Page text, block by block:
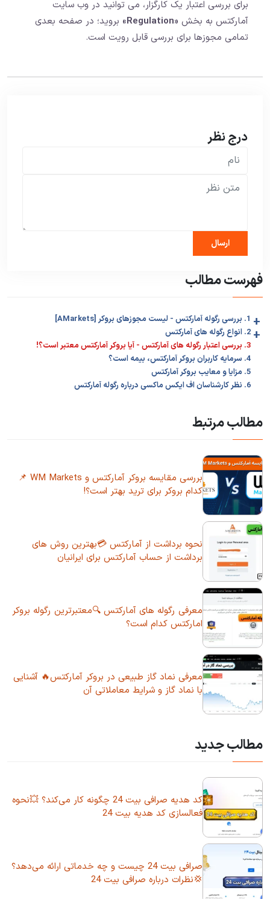
برای بررسی اعتبار یک کارگزار، می توانید در وب سایت
آمارکتس به بخش «Regulation»
بروید؛ در صفحه بعدی
تمامی مجوزها برای بررسی قابل رویت است.
درج نظر
فهرست مطالب
1. بررسی رگوله آمارکتس - لیست مجوزهای بروکر [AMarkets] +
2. انواع رگوله های آمارکتس +
3. بررسی اعتبار رگوله های آمارکتس - آیا بروکر آمارکتس معتبر است؟!
4. سرمایه کاربران بروکر آمارکتس، بیمه است؟
5. مزایا و معایب بروکر آمارکتس
6. نظر کارشناسان اف ایکس ماکسی درباره رگوله آمارکتس
مطالب مرتبط
بررسی مقایسه بروکر آمارکتس و WM Markets 📌
کدام بروکر برای ترید بهتر است؟!
نحوه برداشت از آمارکتس 💳بهترین روش های
برداشت از حساب آمارکتس برای ایرانیان
معرفی رگوله های آمارکتس 🔍معتبرترین رگوله بروکر
امارکتس کدام است؟
معرفی نماد گاز طبیعی در بروکر آمارکتس🔥 آشنایی
با نماد گاز و شرایط معاملاتی آن
مطالب جدید
کد هدیه صرافی بیت 24 چگونه کار می‌کند؟ 💥نحوه
فعالسازی کد هدیه بیت 24
صرافی بیت 24 چیست و چه خدماتی ارائه می‌دهد؟
💢نظرات درباره صرافی بیت 24